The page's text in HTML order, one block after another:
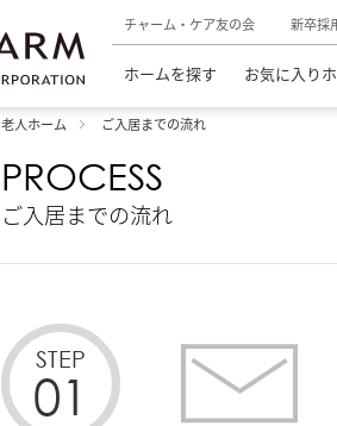
チャーム・ケア友の会 新卒採
ホームを探す お気に入り
老人ホーム ご入居までの流れ
PROCESS
ご入居までの流れ
STEP
01